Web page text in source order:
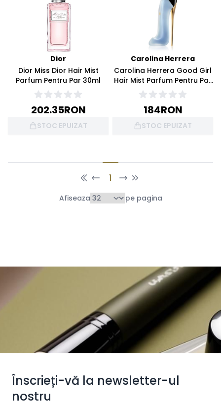
Dior
Dior Miss Dior Hair Mist
Parfum Pentru Par 30ml
202.35RON
STOC EPUIZAT
Carolina Herrera
Carolina Herrera Good Girl
Hair Mist Parfum Pentru Par
30ml
184RON
STOC EPUIZAT
1
Afiseaza pe pagina
Înscrieți-vă la newsletter-ul
nostru